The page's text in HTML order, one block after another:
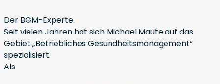
Der BGM-Experte
Seit vielen Jahren hat sich Michael Maute auf das
Gebiet „Betriebliches Gesundheitsmanagement“
spezialisiert.
Als